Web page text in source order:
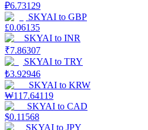
Launchpool
Staking flexible pour gagner des
₽6.73129
SKYAI to GBP
£0.06135
SKYAI to INR
₹7.86307
SKYAI to TRY
₺3.92946
SKYAI to KRW
₩117.64119
SKYAI to CAD
$0.11568
SKYAI to JPY